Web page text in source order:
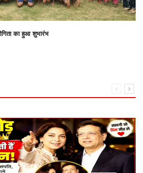
का हुआ शुभारंभ